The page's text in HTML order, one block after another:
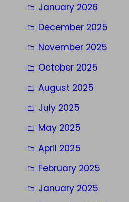
January 2026
December 2025
November 2025
October 2025
August 2025
July 2025
May 2025
April 2025
February 2025
January 2025